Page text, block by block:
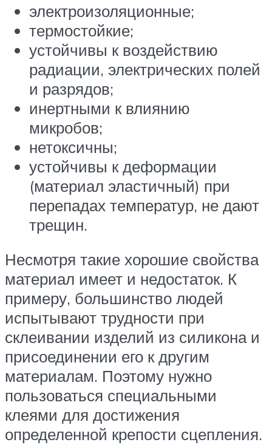
электроизоляционные;
термостойкие;
устойчивы к воздействию
радиации, электрических полей
и разрядов;
инертными к влиянию
микробов;
нетоксичны;
устойчивы к деформации
(материал эластичный) при
перепадах температур, не дают
трещин.
Несмотря такие хорошие свойства
материал имеет и недостаток. К
примеру, большинство людей
испытывают трудности при
склеивании изделий из силикона и
присоединении его к другим
материалам. Поэтому нужно
пользоваться специальными
клеями для достижения
определенной крепости сцепления.